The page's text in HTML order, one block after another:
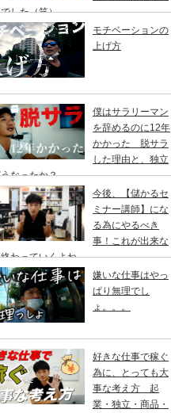
した（笑）
モチベーションの
上げ方
僕はサラリーマン
を辞めるのに12年
かかった 脱サラ
した理由と、独立
なったか？
今後、【儲かるセ
ミナー講師】にな
る為にやるべき
事！これが出来な
わっていくよね。
嫌いな仕事はやっ
ぱり無理でし
ょ。。。
好きな仕事で稼ぐ
為に、とっても大
事な考え方 起
業・独立・商品・